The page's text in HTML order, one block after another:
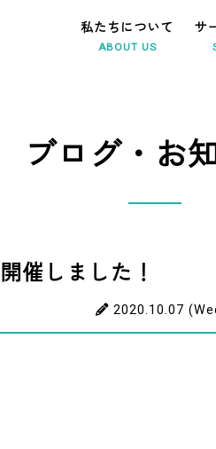
私たちについて
ABOUT US
サ
ブログ・お
催しました！
2020.10.07